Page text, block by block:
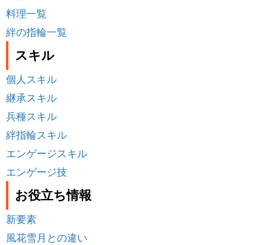
料理一覧
絆の指輪一覧
スキル
個人スキル
継承スキル
兵種スキル
絆指輪スキル
エンゲージスキル
エンゲージ技
お役立ち情報
新要素
風花雪月との違い